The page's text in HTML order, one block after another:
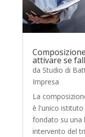
attivare se
da Studio di
Impresa
La
è l'unico
fondato su una
intervento del